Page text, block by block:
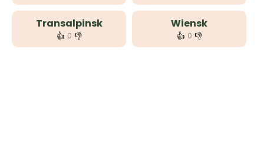
Transalpinsk
👍 0 👎
Wiensk
👍 0 👎